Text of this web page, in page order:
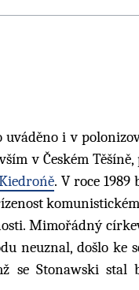
uváděno i v
v Českém
. V roce 1989
Mimořádný
neuznal, došlo ke
se Stonawski stal